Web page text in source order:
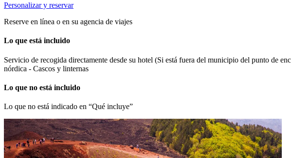
Personalizar y reservar
Reserve en línea o en su agencia de viajes
Lo que está incluido
Servicio de recogida directamente desde su hotel (Si está fuera del municipio del punto de
nórdica - Cascos y linternas
Lo que no está incluido
Lo que no está indicado en “Qué incluye”